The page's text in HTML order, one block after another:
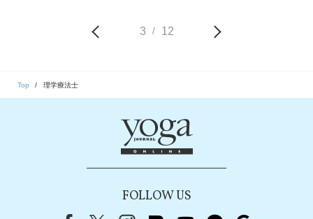
3 / 12
Top 理学療法士
FOLLOW US